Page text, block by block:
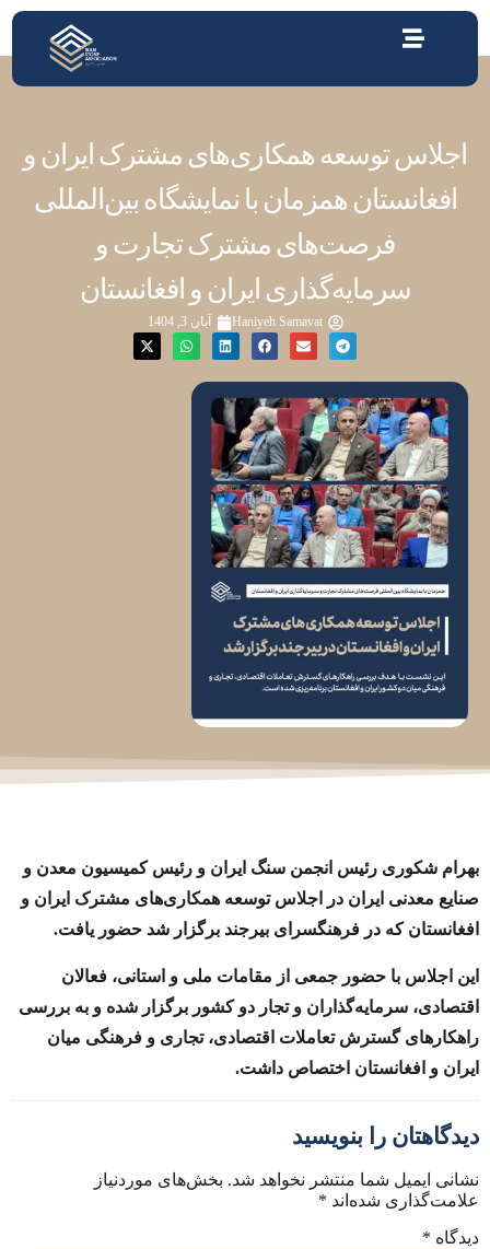
اجلاس توسعه همکاری‌های مشترک ایران و
افغانستان همزمان با نمایشگاه بین‌المللی
فرصت‌های مشترک تجارت و
سرمایه‌گذاری ایران و افغانستان
Haniyeh Samavat آبان 3, 1404
بهرام شکوری رئیس انجمن سنگ ایران و رئیس کمیسیون معدن و
صنایع معدنی ایران در اجلاس توسعه همکاری‌های مشترک ایران و
افغانستان که در فرهنگسرای بیرجند برگزار شد حضور یافت.
این اجلاس با حضور جمعی از مقامات ملی و استانی، فعالان
اقتصادی، سرمایه‌گذاران و تجار دو کشور برگزار شده و به بررسی
راهکارهای گسترش تعاملات اقتصادی، تجاری و فرهنگی میان
ایران و افغانستان اختصاص داشت.
دیدگاهتان را بنویسید
نشانی ایمیل شما منتشر نخواهد شد. بخش‌های موردنیاز
علامت‌گذاری شده‌اند *
دیدگاه *